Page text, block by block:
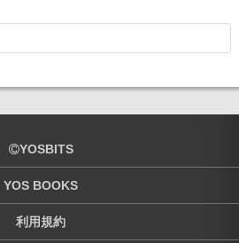
YOSBITS
YOS BOOKS
利用規約